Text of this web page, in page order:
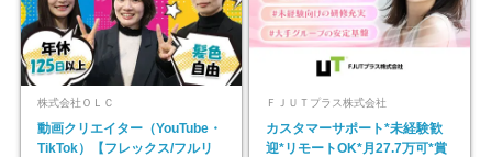
株式会社ＯＬＣ
動画クリエイター（YouTube・
TikTok）【フレックス/フルリ
ＦＪＵＴプラス株式会社
カスタマーサポート*未経験歓
迎*リモートOK*月27.7万可*賞